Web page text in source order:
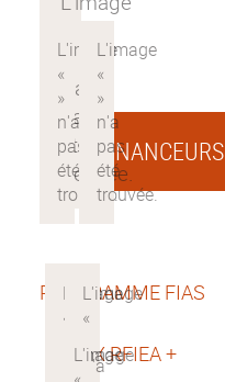
CO-FINANCEURS
PROGRAMME FIAS
LABEX RFIEA +